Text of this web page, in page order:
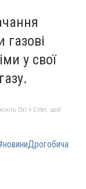
у свої
Ctrl + Enter, щоб